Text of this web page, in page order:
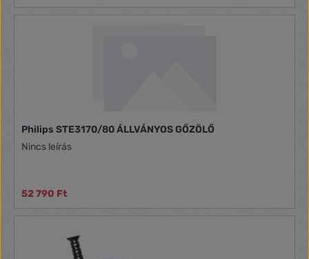
Philips STE3170/80 ÁLLVÁNYOS GŐZÖLŐ
Nincs leírás
52 790 Ft